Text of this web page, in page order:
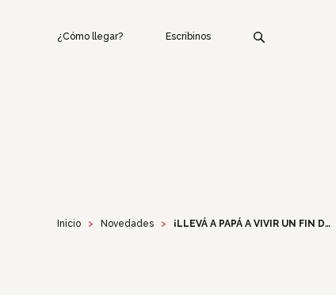
¿Cómo llegar? Escribinos
Inicio Novedades ¡LLEVÁ A PAPÁ A VIVIR UN FIN DE SEMANA McLAREN!